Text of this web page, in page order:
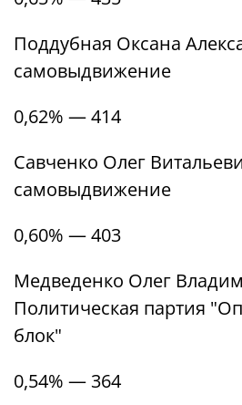
Поддубная Оксана
самовыдвижение
0,62% — 414
Савченко Олег
самовыдвижение
0,60% — 403
Медведенко Олег
Политическая партия
блок"
0,54% — 364